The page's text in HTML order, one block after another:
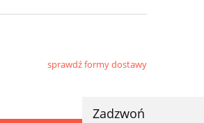
Zadzwoń
sprawdź formy dostawy